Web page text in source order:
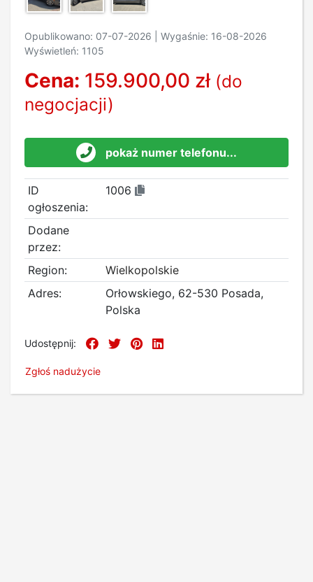
Opublikowano: 07-07-2026 | Wygaśnie: 16-08-2026
Wyświetleń: 1105
Cena: 159.900,00 zł (do
negocjacji)
pokaż numer telefonu...
ID
ogłoszenia:
1006
Dodane
przez:
Region:
Wielkopolskie
Adres:
Orłowskiego, 62-530 Posada,
Polska
Udostępnij:
Zgłoś nadużycie